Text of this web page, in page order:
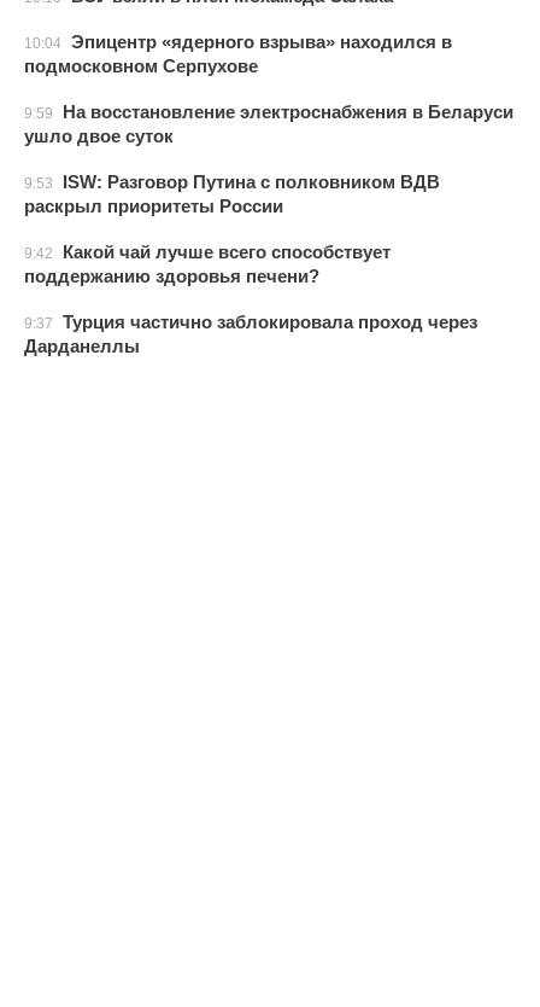
10:04 Эпицентр «ядерного взрыва» находился в
подмосковном Серпухове
9:59
На восстановление электроснабжения в Беларуси
ушло двое суток
9:53
ISW: Разговор Путина с полковником ВДВ
раскрыл приоритеты России
9:42
Какой чай лучше всего способствует
поддержанию здоровья печени?
9:37
Турция частично заблокировала проход через
Дарданеллы